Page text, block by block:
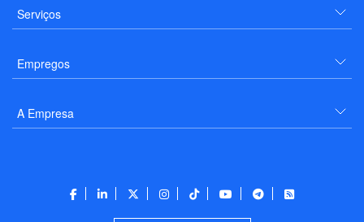
Serviços
Empregos
A Empresa